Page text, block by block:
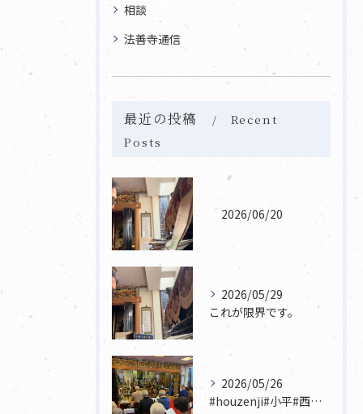
相談
法善寺通信
最近の投稿
Recent
Posts
2026/06/20
2026/05/29
これが限界です。
2026/05/26
#houzenji#小平#西東京市#東村山#立川市国分寺市寺...